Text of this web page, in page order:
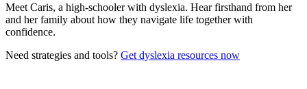
Meet Caris, a high-schooler with dyslexia. Hear firsthand from her
and her family about how they navigate life together with
confidence.
Need strategies and tools? Get dyslexia resources now